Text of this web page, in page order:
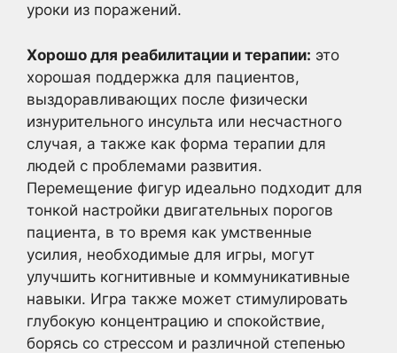
уроки из поражений.
Хорошо для реабилитации и терапии: это
хорошая поддержка для пациентов,
выздоравливающих после физически
изнурительного инсульта или несчастного
случая, а также как форма терапии для
людей с проблемами развития.
Перемещение фигур идеально подходит для
тонкой настройки двигательных порогов
пациента, в то время как умственные
усилия, необходимые для игры, могут
улучшить когнитивные и коммуникативные
навыки. Игра также может стимулировать
глубокую концентрацию и спокойствие,
борясь со стрессом и различной степенью